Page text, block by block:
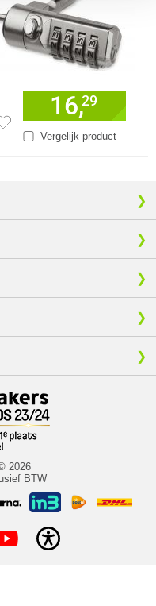
Vergelijk product
16,29
2026
BTW